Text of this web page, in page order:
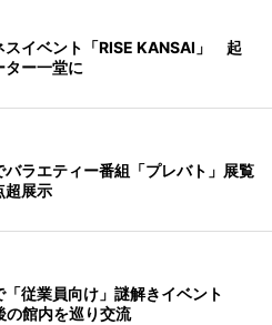
スイベント「RISE KANSAI」 起
ター一堂に
バラエティー番組「プレバト」展覧
展示
「従業員向け」謎解きイベント
館内を巡り交流